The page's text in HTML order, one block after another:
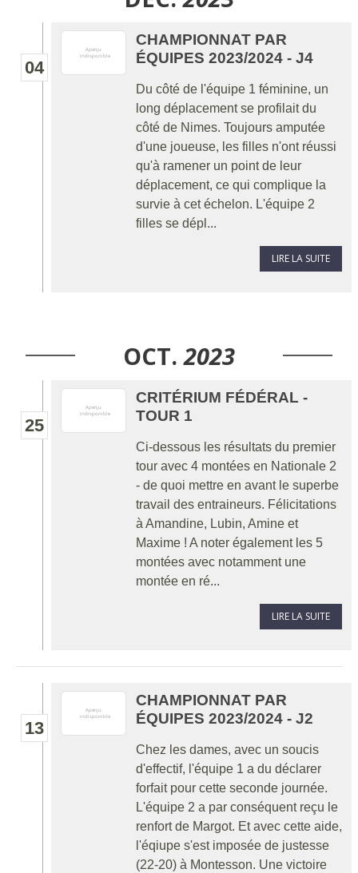
04
CHAMPIONNAT PAR
ÉQUIPES 2023/2024 - J4
Du côté de l'équipe 1 féminine, un
long déplacement se profilait du
côté de Nimes. Toujours amputée
d'une joueuse, les filles n'ont réussi
qu'à ramener un point de leur
déplacement, ce qui complique la
survie à cet échelon. L'équipe 2
filles se dépl...
LIRE LA SUITE
OCT. 2023
25
CRITÉRIUM FÉDÉRAL -
TOUR 1
Ci-dessous les résultats du premier
tour avec 4 montées en Nationale 2
- de quoi mettre en avant le superbe
travail des entraineurs. Félicitations
à Amandine, Lubin, Amine et
Maxime ! A noter également les 5
montées avec notamment une
montée en ré...
LIRE LA SUITE
13
CHAMPIONNAT PAR
ÉQUIPES 2023/2024 - J2
Chez les dames, avec un soucis
d'effectif, l'équipe 1 a du déclarer
forfait pour cette seconde journée.
L'équipe 2 a par conséquent reçu le
renfort de Margot. Et avec cette aide,
l'éqiupe s'est imposée de justesse
(22-20) à Montesson. Une victoire